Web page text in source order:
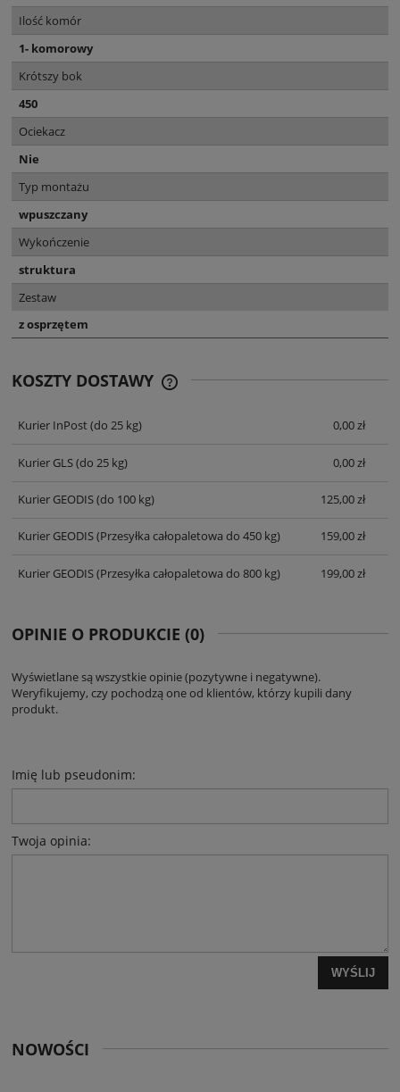
Ilość komór
1- komorowy
Krótszy bok
450
Ociekacz
Nie
Typ montażu
wpuszczany
Wykończenie
struktura
Zestaw
z osprzętem
KOSZTY DOSTAWY
Kurier InPost(do 25 kg) 0,00 zł
Kurier GLS(do 25 kg) 0,00 zł
Kurier GEODIS(do 100 kg) 125,00 zł
Kurier GEODIS(Przesyłka całopaletowa do 450 kg) 159,00 zł
Kurier GEODIS(Przesyłka całopaletowa do 800 kg) 199,00 zł
OPINIE O PRODUKCIE (0)
Wyświetlane są wszystkie opinie (pozytywne i negatywne).
Weryfikujemy, czy pochodzą one od klientów, którzy kupili dany
produkt.
Imię lub pseudonim:
Twoja opinia:
WYŚLIJ
NOWOŚCI